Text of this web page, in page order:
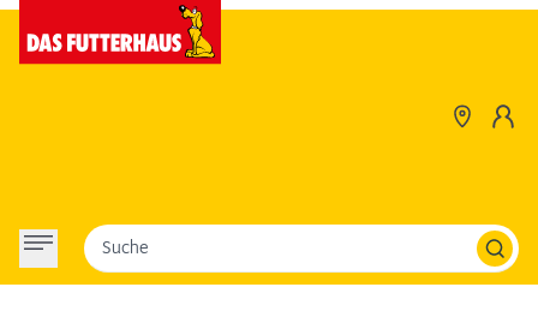
Suche